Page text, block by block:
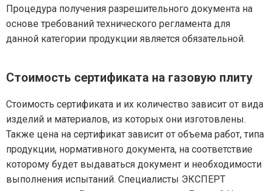
Процедура получения разрешительного документа на
основе требований технического регламента для
данной категории продукции является обязательной.
Стоимость сертификата на газовую плиту
Стоимость сертификата и их количество зависит от вида
изделий и материалов, из которых они изготовлены.
Также цена на сертификат зависит от объема работ, типа
продукции, нормативного документа, на соответствие
которому будет выдаваться документ и необходимости
выполнения испытаний. Специалисты ЭКСПЕРТ